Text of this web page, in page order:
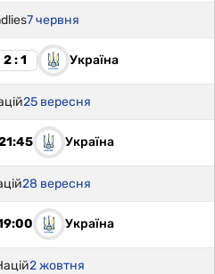
7 червня
2 : 1 Україна
25 вересня
Україна
28 вересня
Україна
2 жовтня